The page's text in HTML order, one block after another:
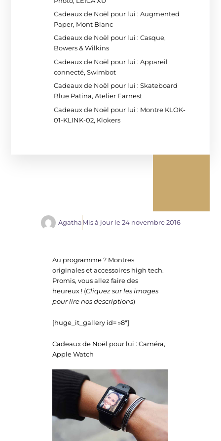
Cadeaux de Noël pour lui : Augmented
Paper, Mont Blanc
Cadeaux de Noël pour lui : Casque,
Bowers & Wilkins
Cadeaux de Noël pour lui : Appareil
connecté, Swimbot
Cadeaux de Noël pour lui : Skateboard
Blue Patina, Atelier Earnest
Cadeaux de Noël pour lui : Montre KLOK-
01-KLINK-02, Klokers
Agatha Mis à jour le 24 novembre 2016
Au programme ? Montres
originales et accessoires high tech.
Promis, vous allez faire des
heureux ! (Cliquez sur les images
pour lire nos descriptions)
[huge_it_gallery id= »8″]
Cadeaux de Noël pour lui : Caméra,
Apple Watch